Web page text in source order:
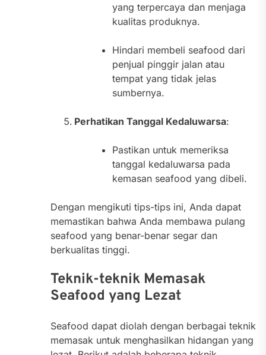
yang terpercaya dan menjaga
kualitas produknya.
Hindari membeli seafood dari
penjual pinggir jalan atau
tempat yang tidak jelas
sumbernya.
Perhatikan Tanggal Kedaluwarsa:
Pastikan untuk memeriksa
tanggal kedaluwarsa pada
kemasan seafood yang dibeli.
Dengan mengikuti tips-tips ini, Anda dapat
memastikan bahwa Anda membawa pulang
seafood yang benar-benar segar dan
berkualitas tinggi.
Teknik-teknik Memasak
Seafood yang Lezat
Seafood dapat diolah dengan berbagai teknik
memasak untuk menghasilkan hidangan yang